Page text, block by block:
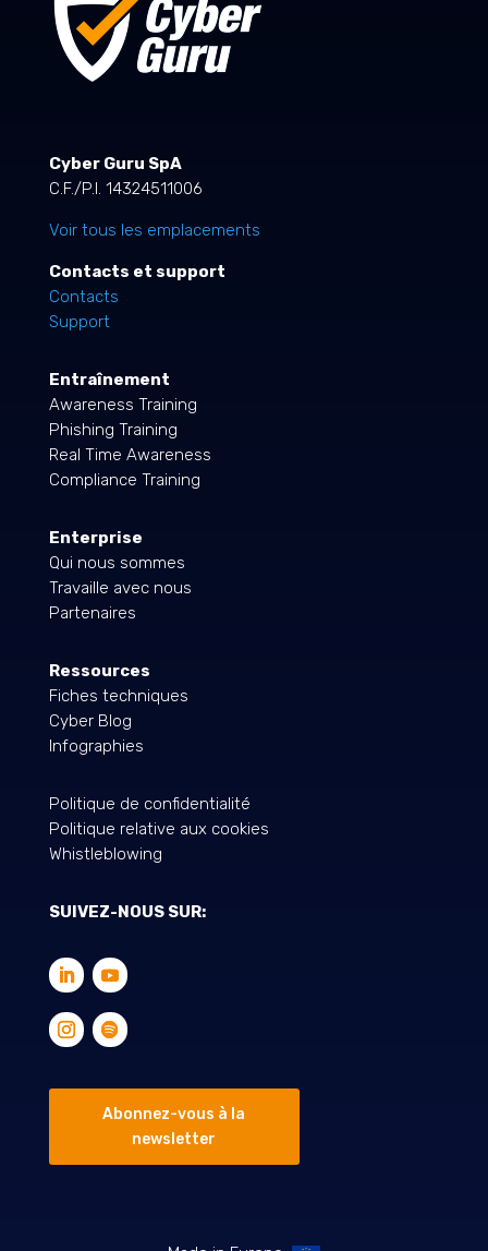
Cyber Guru SpA
C.F./P.I. 14324511006
Voir tous les emplacements
Contacts et support
Contacts
Support
Entraînement
Awareness Training
Phishing Training
Real Time Awareness
Compliance Training
Enterprise
Qui nous sommes
Travaille avec nous
Partenaires
Ressources
Fiches techniques
Cyber Blog
Infographies
Politique de confidentialité
Politique relative aux cookies
Whistleblowing
SUIVEZ-NOUS SUR:
Abonnez-vous à la
newsletter